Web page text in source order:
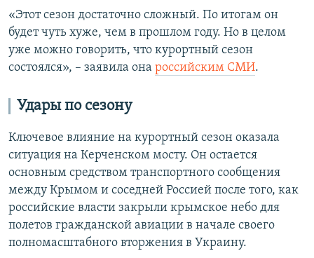
«Этот сезон достаточно сложный. По итогам он
будет чуть хуже, чем в прошлом году. Но в целом
уже можно говорить, что курортный сезон
состоялся», – заявила она российским СМИ.
Удары по сезону
Ключевое влияние на курортный сезон оказала
ситуация на Керченском мосту. Он остается
основным средством транспортного сообщения
между Крымом и соседней Россией после того, как
российские власти закрыли крымское небо для
полетов гражданской авиации в начале своего
полномасштабного вторжения в Украину.